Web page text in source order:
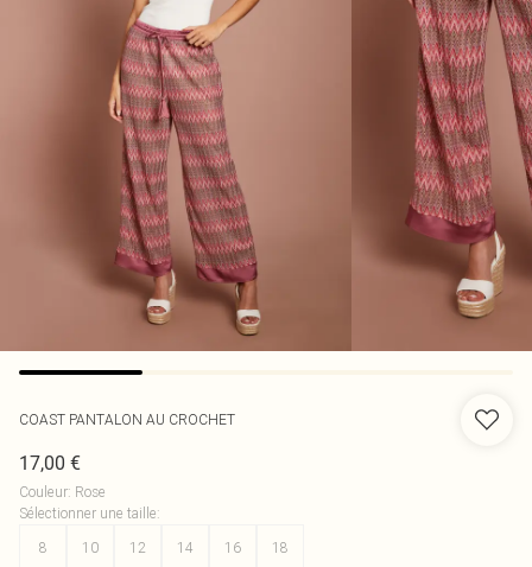
COAST PANTALON AU CROCHET
17,00 €
Couleur: Rose
Sélectionner une taille:
8
10 12 14 16 18